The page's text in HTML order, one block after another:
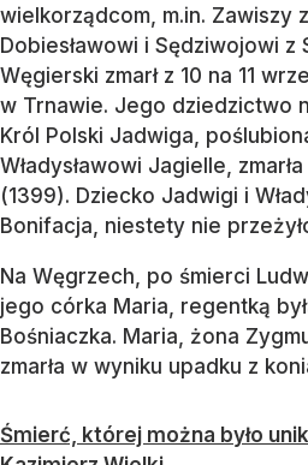
wielkorządcom, m.in. Zawiszy
Dobiesławowi i Sędziwojowi z
Węgierski zmarł z 10 na 11
w Trnawie. Jego dziedzictwo
Król Polski Jadwiga,
Władysławowi Jagielle,
(1399). Dziecko Jadwigi i
Bonifacja, niestety nie
Na Węgrzech, po śmierci
jego córka Maria, regentką
Bośniaczka. Maria, żona
zmarła w wyniku upadku z
Śmierć, której można było